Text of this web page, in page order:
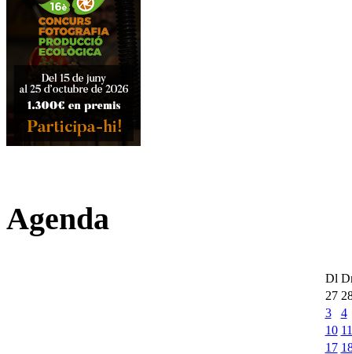
Agenda
Dl
27
3
4
10 11
17